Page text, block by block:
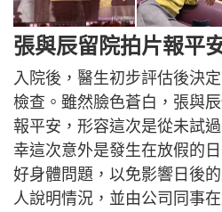
張與辰留院拍片報平
入院後，醫生初步評估後決
檢查。雖然臉色蒼白，張與
報平安，形容這次是從未試
幸這次意外是發生在放假的
好身體問題，以免影響日後
人說明情況，並由公司同事